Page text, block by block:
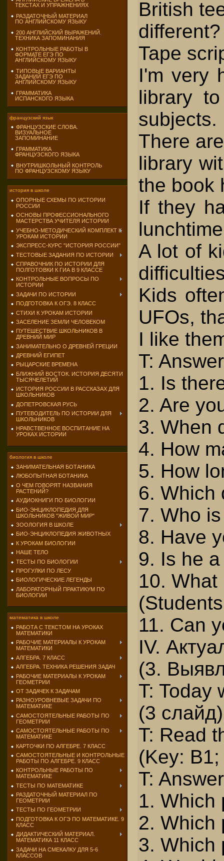
ТЕКСТАХ И УПРАЖНЕНИЯХ
РАЗДАТОЧНЫЙ МАТЕРИАЛ
ПО АНГЛИЙСКОМУ ЯЗЫКУ
200 АНГЛИЙСКИЙ ВЫРАЖЕНИЙ.
ТЕХНИКА ЗАПОМИНАНИЯ
КОНТРОЛЬНЫЕ РАБОТЫ В
ФОРМАТЕ ЕГЭ ПО
АНГЛИЙСКОМУ ЯЗЫКУ
ТИПОВЫЕ ВАРИАНТЫ
ЗАДАНИЙ ЕГЭ ПО
АНГЛИЙСКОМУ ЯЗЫКУ
ГРАММАТИКА
ИСПАНСКОГО ЯЗЫКА
французский язык
ФРАНЦУЗСКИЕ СЛОВА.
ВИЗУАЛЬНОЕ
ЗАПОМИНАНИЕ
ГРАММАТИКА
ФРАНЦУЗСКОГО ЯЗЫКА
ВНУТРИШКОЛЬНЫЙ КОНТРОЛЬ
ПО ФРАНЦУЗСКОМУ ЯЗЫКУ
история в школе
ОПОРНЫЕ СХЕМЫ ПО ИСТОРИИ
РОССИИ
ОСНОВЫ ПРОФЕССИОНАЛЬНОГО
МАСТЕРСТВА УЧИТЕЛЯ ИСТОРИИ
УЧЕБНО-МЕТОДИЧЕСКИЙ КОМПЛЕКТ К
УРОКАМ ИСТОРИИ
ЭКСПРЕСС-КУРС "ИСТОРИЯ РОССИИ"
ТЕСТОВЫЕ ЗАДАНИЯ ПО ИСТОРИИ
СПРАВОЧНИК ПО ИСТОРИИ ДЛЯ
ПОЛГОТОВКИ К ГИА В 9 КЛАССЕ
КОНТРОЛЬНЫЕ ВОПРОСЫ ПО
ИСТОРИИ
ЗАДАЧИ ПО ИСТОРИИ
ПОДГОТОВКА К ОГЭ. 8 КЛАСС
СТИХИ К УРОКАМ ИСТОРИИ
ЗАСЕЛЕНИЕ ЗЕМЛИ ЧЕЛОВЕКОМ
ПУТЕШЕСТВИЕ ШКОЛЬНИКОВ В
ДРЕВНИЙ МИР
ЗАНИМАТЕЛЬНО О ДРЕВНЕЙ ГРЕЦИИ
ДРЕВНИЙ ЕГИПЕТ
РЫЦАРСКИЕ ВРЕМЕНА
БЛИЖНИЙ ВОСТОК. ИСТОРИЯ ДЕСЯТИ
ТЫСЯЧЕЛЕТИЙ
ИСТОРИЯ РОССИИ В РАССКАЗАХ ДЛЯ
ШКОЛЬНИКОВ
ДОПЕТРОВСКАЯ РУСЬ
ПУТЕВОДИТЕЛЬ ПО ИСТОРИИ ДЛЯ
ШКОЛЬНИКОВ
НРАВСТВЕННОЕ ВОСПИТАНИЕ НА
УРОКАХ ИСТОРИИ
биология в школе
ЗАНИМАТЕЛЬНАЯ БОТАНИКА
ЛЮБОПЫТНАЯ БОТАНИКА
О ЧЕМ ГОВОРЯТ НАЗВАНИЯ
РАСТЕНИЙ?
АУДИОКНИГИ ПО БИОЛОГИИ
БИО-ЭНЦИКЛОПЕДИЯ ДЛЯ
ШКОЛЬНИКОВ "ЖИВОЙ МИР"
ЗООЛОГИЯ В ШКОЛЕ
БИО-ЭНЦИКЛОПЕДИЯ ЖИВОТНЫХ
К УРОКАМ БИОЛОГИИ
НАШЕ ТЕЛО
ТЕСТЫ ПО БИОЛОГИИ
ПРОГУЛКИ ПО ЛЕСУ
БИОЛОГИЧЕСКИЕ ЛЕГЕНДЫ
ЛАБОРАТОРНЫЙ ПРАКТИКУМ ПО
БИОЛОГИИ
математика в школе
РАБОТА С ТЕКСТОМ НА УРОКАХ
МАТЕМАТИКИ
РАБОЧИЕ МАТЕРИАЛЫ К УРОКАМ
МАТЕМАТИКИ
АЛГЕБРА. 7 КЛАСС
АЛГЕБРА. ТЕХНИКА РЕШЕНИЯ ЗАДАЧ
РАБОЧИЕ МАТЕРИАЛЫ К УРОКАМ
ГЕОМЕТРИИ
ОТ ЗАДАЧЕК К ЗАДАЧАМ
РАЗНОУРОВНЕВЫЕ ЗАДАЧИ ПО
МАТЕМАТИКЕ
САМОСТОЯТЕЛЬНЫЕ РАБОТЫ ПО
ГЕОМЕТРИИ
САМОСТОЯТЕЛЬНЫЕ РАБОТЫ ПО
МАТЕМАТИКЕ
КАРТОЧКИ ПО АЛГЕБРЕ. 7 КЛАСС
САМОСТОЯТЕЛЬНЫЕ И КОНТРОЛЬНЫЕ
РАБОТЫ ПО АЛГЕБРЕ. 9 КЛАСС
КОНТРОЛЬНЫЕ РАБОТЫ ПО
МАТЕМАТИКЕ
ТЕСТЫ ПО МАТЕМАТИКЕ
РАЗДАТОЧНЫЙ МАТЕРИАЛ ПО
ГЕОМЕТРИИ
ТЕСТЫ ПО ГЕОМЕТРИИ
ПОДГОТОВКА К ОГЭ ПО МАТЕМАТИКЕ. 9
КЛАСС
ДИДАКТИЧЕСКИЙ МАТЕРИАЛ.
МАТЕМАТИКА 11 КЛАСС
ЗАДАЧИ НА СМЕКАЛКУ ДЛЯ 5-6
КЛАССОВ
British
Tape
I'm very
library
subjects.
There
library
the book
If they
A lot of
Kids
UFOs,
I like
T:
1. Is
2. Are
3. When
4. How
5. How
6. Which
7. Who
8. Have
9. Is he
10.
11. Can
IV.
(3.
T: Today
(3 слайд)
T: Read
(Key:
T:
1. Which
2. Which
3. Which